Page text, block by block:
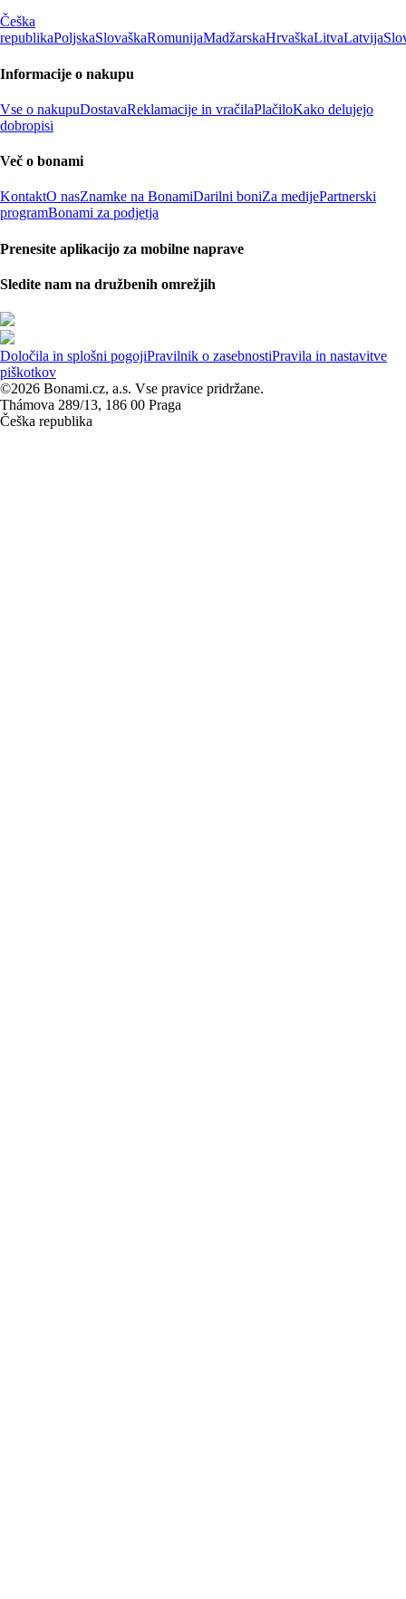
Češka
republikaPoljskaSlovaškaRomunijaMadžarskaHrvaškaLitvaLatvija
Informacije o nakupu
Vse o nakupuDostavaReklamacije in vračilaPlačiloKako delujejo
dobropisi
Več o bonami
KontaktO nasZnamke na BonamiDarilni boniZa medijePartnerski
programBonami za podjetja
Prenesite aplikacijo za mobilne naprave
Sledite nam na družbenih omrežjih
Določila in splošni pogojiPravilnik o zasebnostiPravila in nastavitve
piškotkov
©2026 Bonami.cz, a.s. Vse pravice pridržane.
Thámova 289/13, 186 00 Praga
Češka republika